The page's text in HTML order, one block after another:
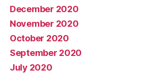
December 2020
November 2020
October 2020
September 2020
July 2020